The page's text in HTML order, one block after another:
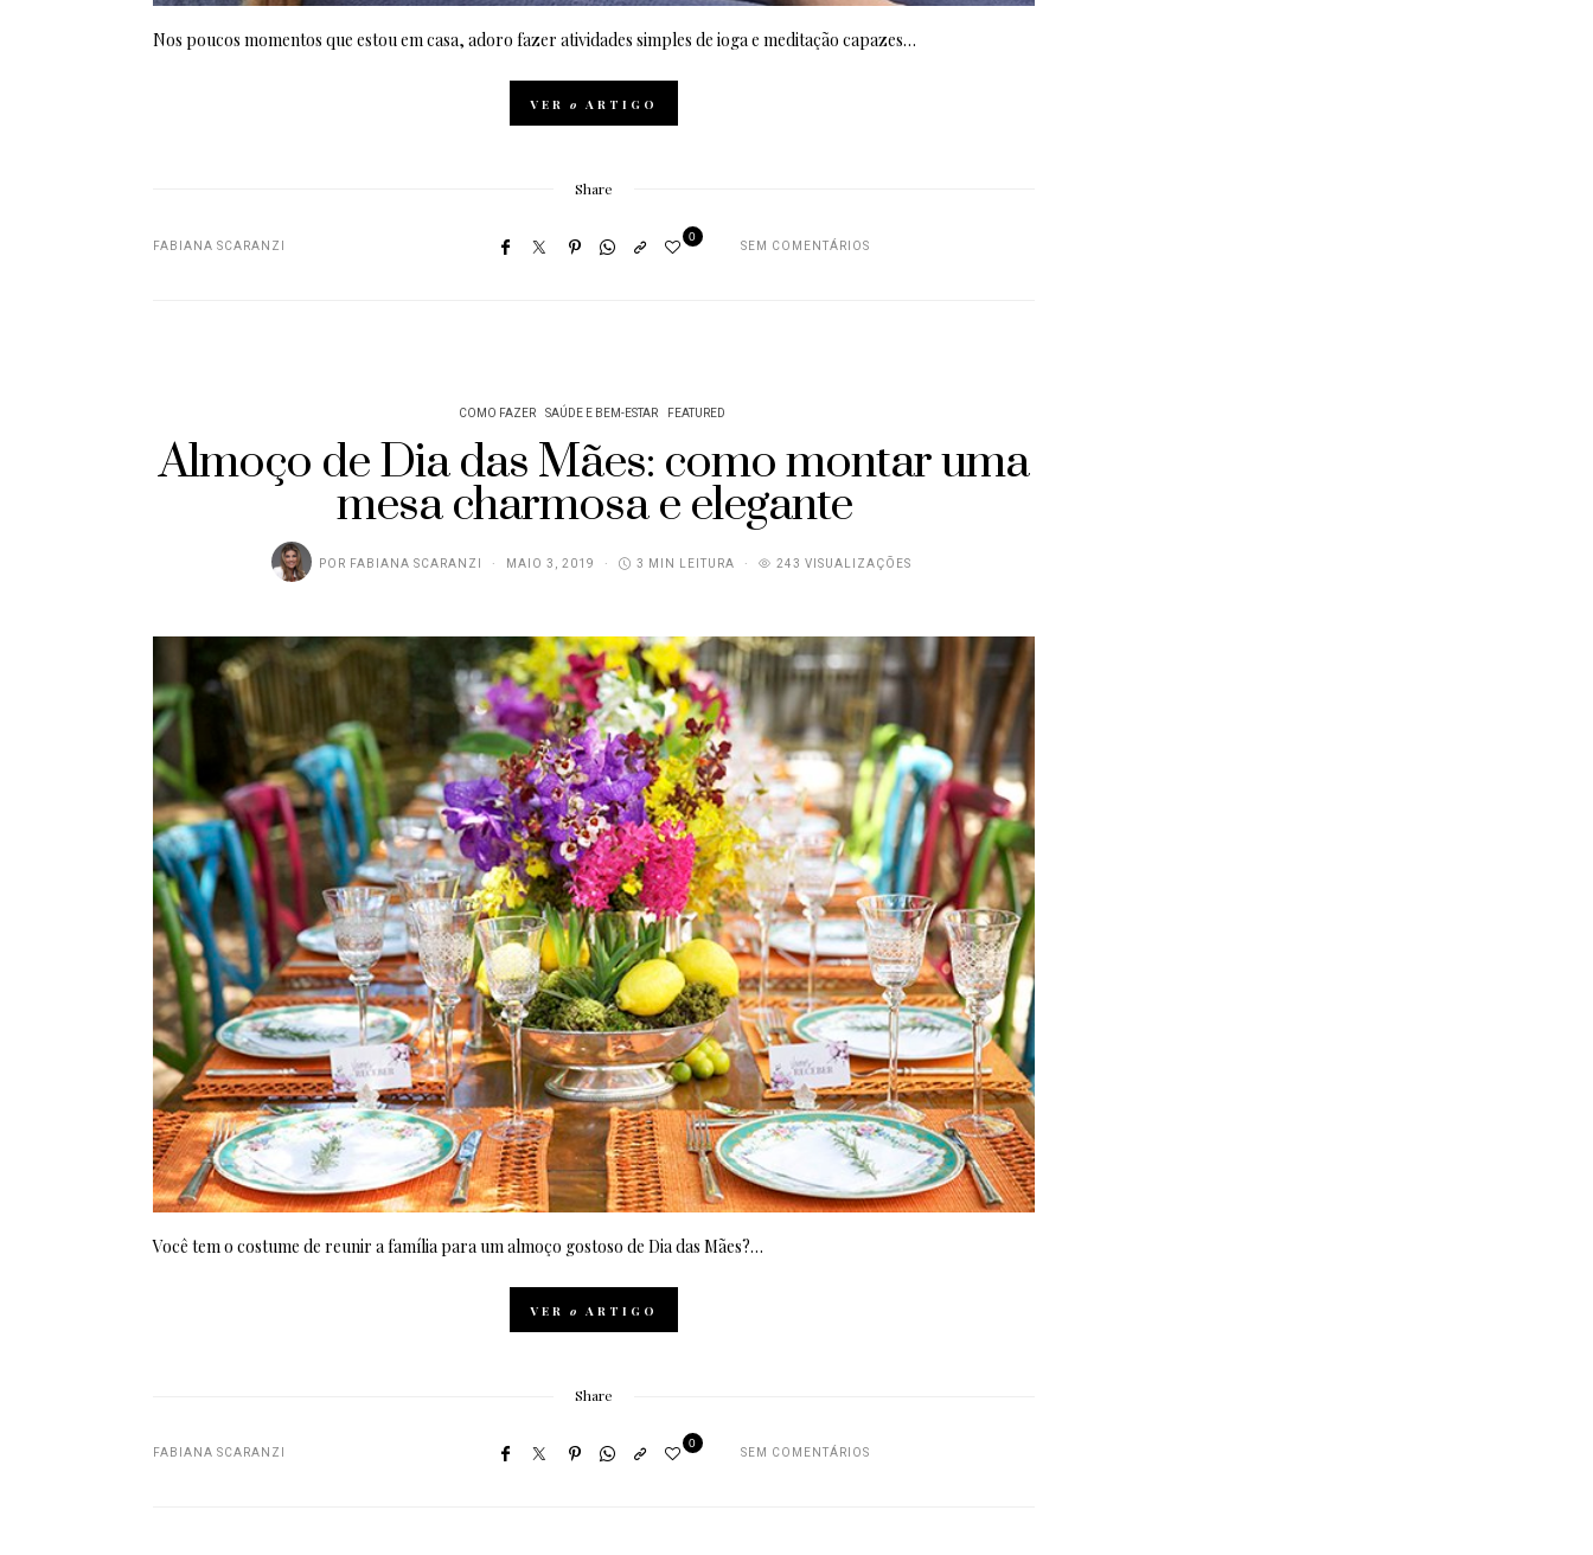
Nos poucos momentos que estou em casa, adoro fazer atividades simples de ioga e meditação capazes…
VER o ARTIGO
Share
FABIANA SCARANZI
0
SEM COMENTÁRIOS
COMO FAZER SAÚDE E BEM-ESTAR FEATURED
Almoço de Dia das Mães: como montar uma
mesa charmosa e elegante
POR FABIANA SCARANZI MAIO 3, 2019 3 MIN LEITURA 243 VISUALIZAÇÕES
Você tem o costume de reunir a família para um almoço gostoso de Dia das Mães?…
VER o ARTIGO
Share
FABIANA SCARANZI
0
SEM COMENTÁRIOS